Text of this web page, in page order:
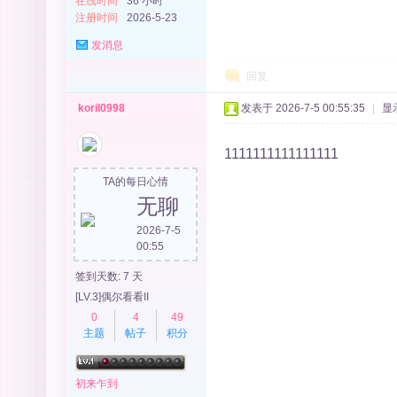
注册时间
2026-5-23
发消息
回复
koril0998
TA的每日心情
无聊
2026-7-5
00:55
签到天数: 7 天
[LV.3]偶尔看看II
0
主题
4
帖子
49
积分
初来乍到
发表于 2026-7-5 00:55:35 显
1111111111111111